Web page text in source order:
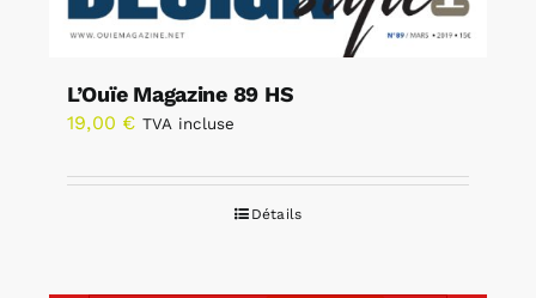
L’Ouïe Magazine 89 HS
19,00 € TVA incluse
Détails